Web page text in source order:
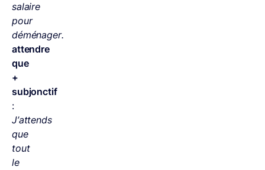
salaire
pour
déménager.
attendre
que
+
subjonctif
:
J’attends
que
tout
le